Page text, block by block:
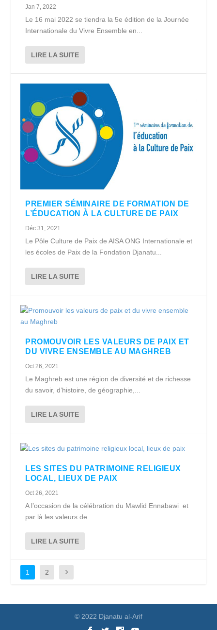
Jan 7, 2022
Le 16 mai 2022 se tiendra la 5e édition de la Journée
Internationale du Vivre Ensemble en...
LIRE LA SUITE
PREMIER SÉMINAIRE DE FORMATION DE
L’ÉDUCATION À LA CULTURE DE PAIX
Déc 31, 2021
Le Pôle Culture de Paix de AISA ONG Internationale et
les écoles de Paix de la Fondation Djanatu...
LIRE LA SUITE
PROMOUVOIR LES VALEURS DE PAIX ET
DU VIVRE ENSEMBLE AU MAGHREB
Oct 26, 2021
Le Maghreb est une région de diversité et de richesse
du savoir, d’histoire, de géographie,...
LIRE LA SUITE
LES SITES DU PATRIMOINE RELIGIEUX
LOCAL, LIEUX DE PAIX
Oct 26, 2021
A l’occasion de la célébration du Mawlid Ennabawi et
par là les valeurs de...
LIRE LA SUITE
1 2
© 2022 Djanatu al-Arif